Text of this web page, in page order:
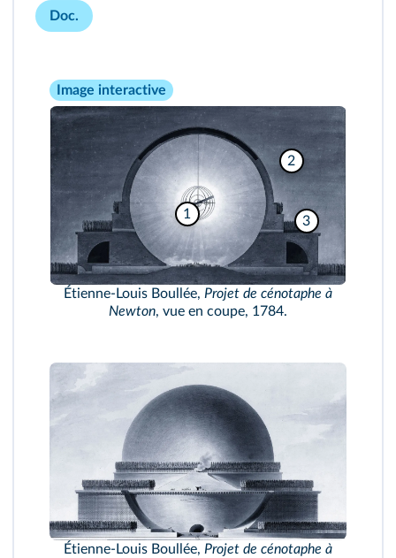
Doc.
Image interactive
1
2
3
Étienne-Louis Boullée, Projet de cénotaphe à
Newton, vue en coupe, 1784.
Étienne-Louis Boullée, Projet de cénotaphe à